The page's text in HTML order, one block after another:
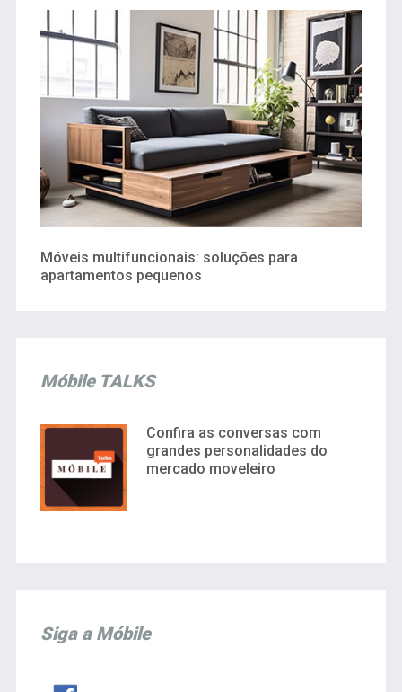
Móveis multifuncionais: soluções para
apartamentos pequenos
Móbile TALKS
Confira as conversas com
grandes personalidades do
mercado moveleiro
Siga a Móbile